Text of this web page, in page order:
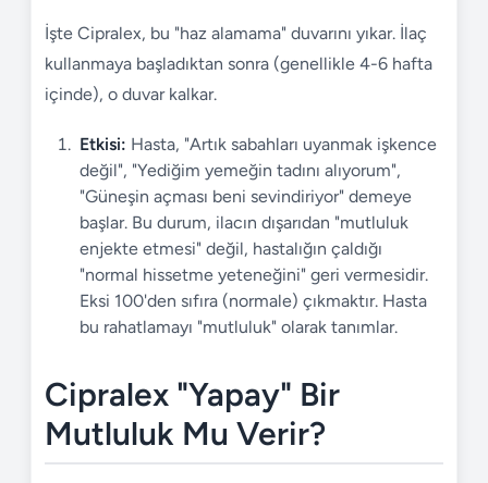
İşte Cipralex, bu "haz alamama" duvarını yıkar. İlaç
kullanmaya başladıktan sonra (genellikle 4-6 hafta
içinde), o duvar kalkar.
Etkisi: Hasta, "Artık sabahları uyanmak işkence
değil", "Yediğim yemeğin tadını alıyorum",
"Güneşin açması beni sevindiriyor" demeye
başlar. Bu durum, ilacın dışarıdan "mutluluk
enjekte etmesi" değil, hastalığın çaldığı
"normal hissetme yeteneğini" geri vermesidir.
Eksi 100'den sıfıra (normale) çıkmaktır. Hasta
bu rahatlamayı "mutluluk" olarak tanımlar.
Cipralex "Yapay" Bir
Mutluluk Mu Verir?